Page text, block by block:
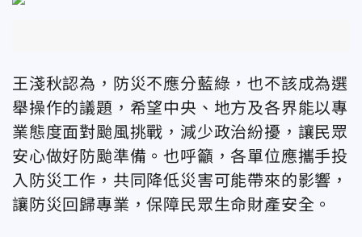
王淺秋認為，防災不應分藍綠，也不該成為選
舉操作的議題，希望中央、地方及各界能以專
業態度面對颱風挑戰，減少政治紛擾，讓民眾
安心做好防颱準備。也呼籲，各單位應攜手投
入防災工作，共同降低災害可能帶來的影響，
讓防災回歸專業，保障民眾生命財產安全。